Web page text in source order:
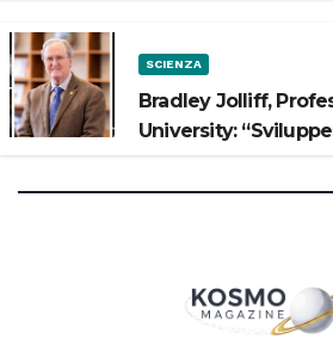
SCIENZA
Bradley Jolliff,
University: